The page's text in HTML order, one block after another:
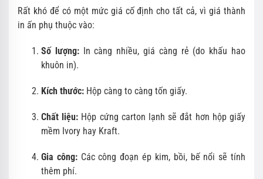
Rất khó để có một mức giá cố định cho tất cả, vì giá thành
in ấn phụ thuộc vào:
Số lượng:In càng nhiều, giá càng rẻ (do khấu hao
khuôn in).
Kích thước: Hộp càng to càng tốn giấy.
Chất liệu: Hộp cứng carton lạnh sẽ đắt hơn hộp giấy
mềm Ivory hay Kraft.
Gia công:Các công đoạn ép kim, bồi, bế nổi sẽ tính
thêm phí.